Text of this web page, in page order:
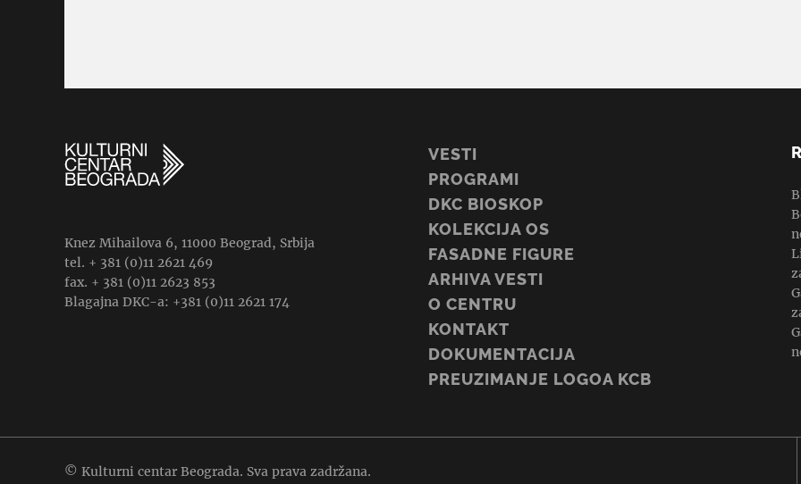
Knez Mihailova 6, 11000 Beograd, Srbija
tel. + 381 (0)11 2621 469
fax. + 381 (0)11 2623 853
Blagajna DKC-a: +381 (0)11 2621 174
VESTI
PROGRAMI
DKC BIOSKOP
KOLEKCIJA OS
FASADNE FIGURE
ARHIVA VESTI
O CENTRU
KONTAKT
DOKUMENTACIJA
PREUZIMANJE LOGOA KCB
© Kulturni centar Beograda. Sva prava zadržana.